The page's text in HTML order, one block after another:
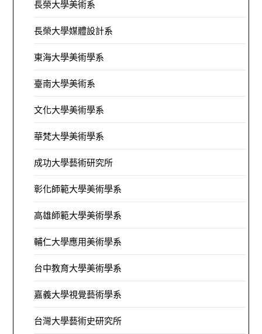
長榮大學美術系
長榮大學媒體設計系
東海大學美術學系
臺南大學美術系
文化大學美術學系
華梵大學美術學系
成功大學藝術研究所
彰化師範大學美術學系
高雄師範大學美術學系
輔仁大學應用美術學系
台中教育大學美術學系
嘉義大學視覺藝術學系
台灣大學藝術史研究所